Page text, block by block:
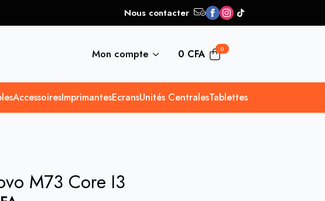
Nous contacter
Mon compte 0 CFA 0
AccessoiresImprimantesEcransUnités CentralesTablettes
M73 Core I3